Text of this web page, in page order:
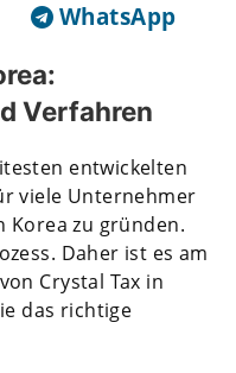
WhatsApp
Verfahren
entwickelten
viele Unternehmer
Korea zu gründen.
Daher ist es am
Crystal Tax in
das richtige